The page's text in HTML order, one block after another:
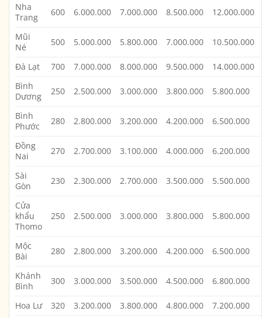
Nha
Trang
600 6.000.000 7.000.000 8.500.000 12.000.000
Mũi
Né
500 5.000.000 5.800.000 7.000.000 10.500.000
Đà Lạt 700 7.000.000 8.000.000 9.500.000
14.000.000
Bình
Dương
250 2.500.000 3.000.000 3.800.000 5.800.000
Bình
Phước
280 2.800.000 3.200.000 4.200.000 6.500.000
Đồng
Nai
270 2.700.000 3.100.000 4.000.000 6.200.000
Sài
Gòn
230 2.300.000 2.700.000 3.500.000 5.500.000
Cửa
khẩu
Thomo
250 2.500.000 3.000.000 3.800.000 5.800.000
Mộc
Bài
280 2.800.000 3.200.000 4.200.000 6.500.000
Khánh
Bình
300 3.000.000 3.500.000 4.500.000 6.800.000
Hoa Lư 320 3.200.000 3.800.000 4.800.000
7.200.000